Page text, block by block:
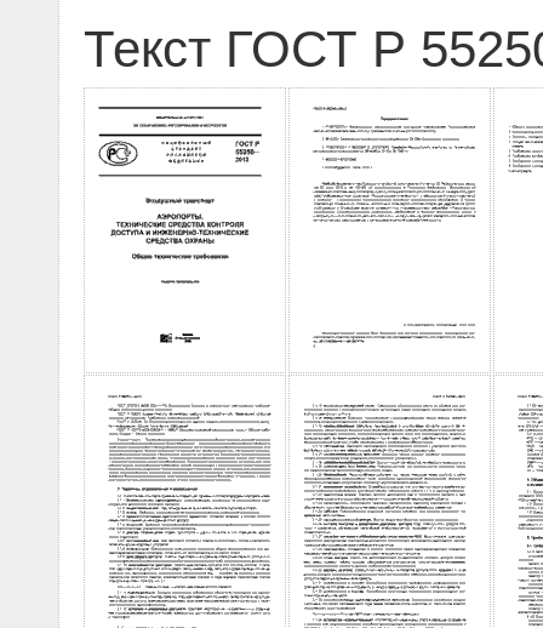
Текст ГОСТ Р